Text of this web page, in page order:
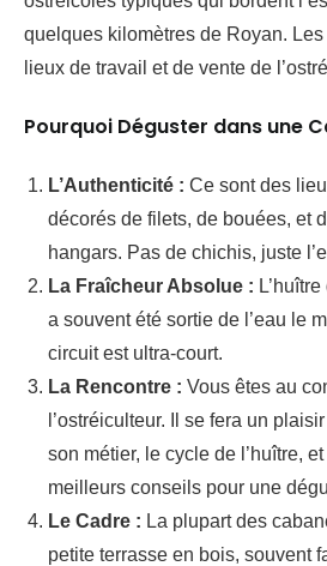
quelques kilomètres de Royan. Les
lieux de travail et de vente de
Pourquoi Déguster dans une
L’Authenticité : Ce sont des
décorés de filets, de bouées, et
hangars. Pas de chichis, juste
La Fraîcheur Absolue :
a souvent été sortie de l’eau le
circuit est ultra-court.
La Rencontre : Vous êtes au
l’ostréiculteur. Il se fera un
son métier, le cycle de l’huître,
meilleurs conseils pour une
Le Cadre : La plupart des
petite terrasse en bois, souvent